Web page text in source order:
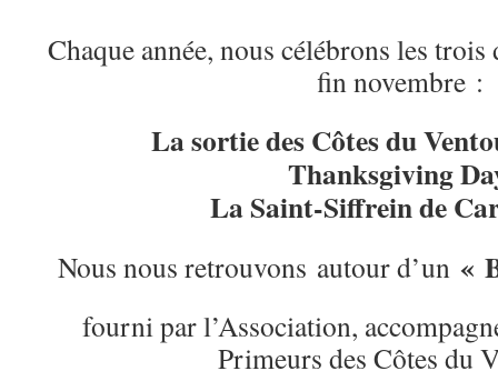
Chaque année, nous célébrons les
fin novembre :
La sortie des Côtes du
Thanksgiving
La Saint-Siffrein de
Nous nous retrouvons autour d’un «
fourni par l’Association,
Primeurs des Côtes du